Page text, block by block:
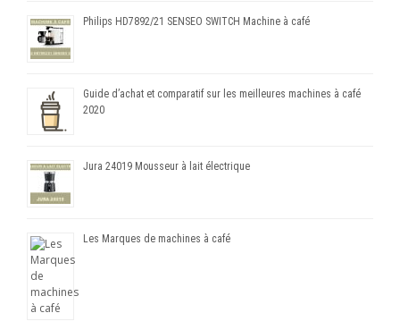
Philips HD7892/21 SENSEO SWITCH Machine à café
Guide d’achat et comparatif sur les meilleures machines à café
2020
Jura 24019 Mousseur à lait électrique
Les Marques de machines à café